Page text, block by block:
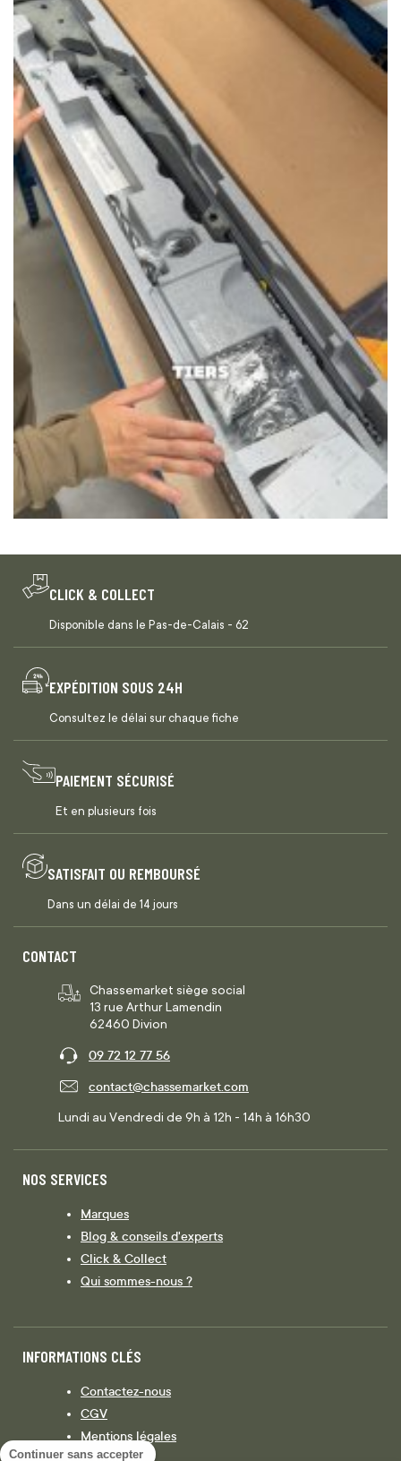
Continuer sans accepter
CLICK & COLLECT
Disponible dans le Pas-de-Calais - 62
EXPÉDITION SOUS 24H
Consultez le délai sur chaque fiche
PAIEMENT SÉCURISÉ
Et en plusieurs fois
SATISFAIT OU REMBOURSÉ
Dans un délai de 14 jours
CONTACT
Chassemarket siège social
13 rue Arthur Lamendin
62460 Divion
09 72 12 77 56
contact@chassemarket.com
Lundi au Vendredi de 9h à 12h - 14h à 16h30
NOS SERVICES
Marques
Blog & conseils d'experts
Click & Collect
Qui sommes-nous ?
INFORMATIONS CLÉS
Contactez-nous
CGV
Mentions légales